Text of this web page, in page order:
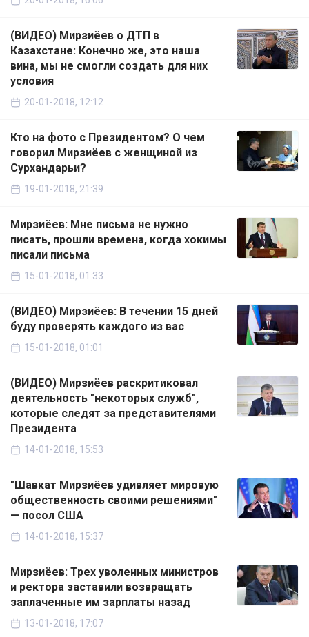
(ВИДЕО) Мирзиёев о ДТП в
Казахстане: Конечно же, это наша
вина, мы не смогли создать для них
условия
20-01-2018, 12:12
Кто на фото с Президентом? О чем
говорил Мирзиёев с женщиной из
Сурхандарьи?
19-01-2018, 21:39
Мирзиёев: Мне письма не нужно
писать, прошли времена, когда хокимы
писали письма
15-01-2018, 01:33
(ВИДЕО) Мирзиёев: В течении 15 дней
буду проверять каждого из вас
15-01-2018, 01:01
(ВИДЕО) Мирзиёев раскритиковал
деятельность "некоторых служб",
которые следят за представителями
Президента
14-01-2018, 15:53
"Шавкат Мирзиёев удивляет мировую
общественность своими решениями"
— посол США
14-01-2018, 15:37
Мирзиёев: Трех уволенных министров
и ректора заставили возвращать
заплаченные им зарплаты назад
13-01-2018, 17:07